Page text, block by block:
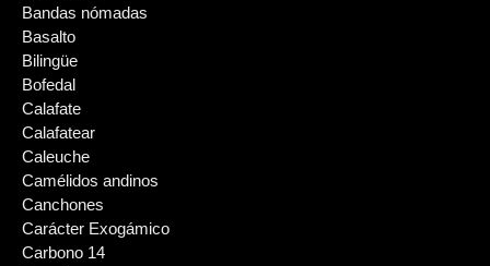
Bandas nómadas
Basalto
Bilingüe
Bofedal
Calafate
Calafatear
Caleuche
Camélidos andinos
Canchones
Carácter Exogámico
Carbono 14